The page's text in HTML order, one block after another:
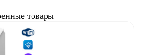
товары